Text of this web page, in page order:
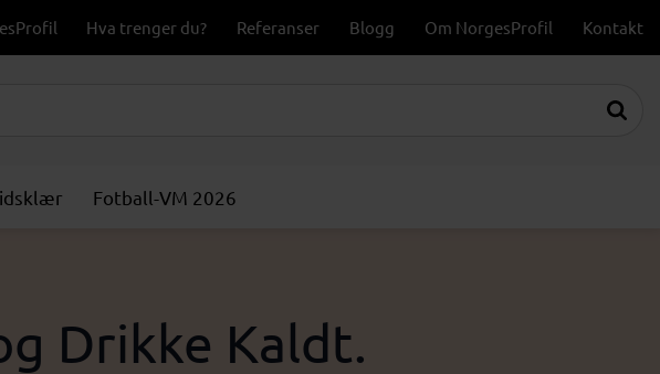
Hva trenger du? Referanser Blogg Om NorgesProfil Kontakt
Fotball-VM 2026
Drikke Kaldt.